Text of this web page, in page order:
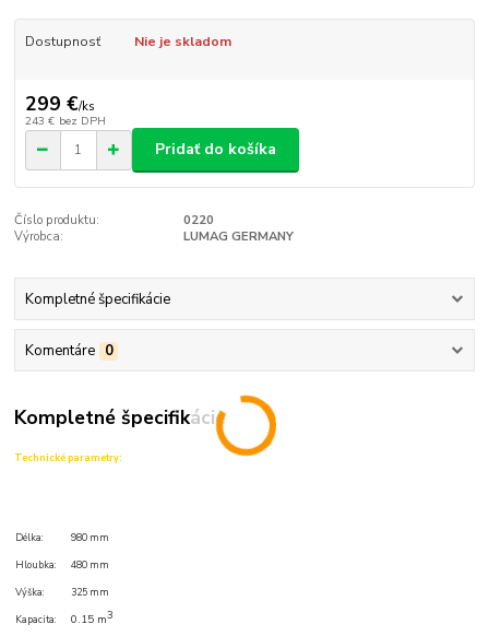
Dostupnosť Nie je skladom
299 €/ks
243 € bez DPH
Pridať do košíka
Číslo produktu:
0220
Výrobca:
LUMAG GERMANY
Kompletné špecifikácie
Komentáre 0
Kompletné špecifikácie
Technické parametry:
Délka: 980 mm
Hloubka: 480 mm
Výška: 325 mm
Kapacita: 0.15 m3